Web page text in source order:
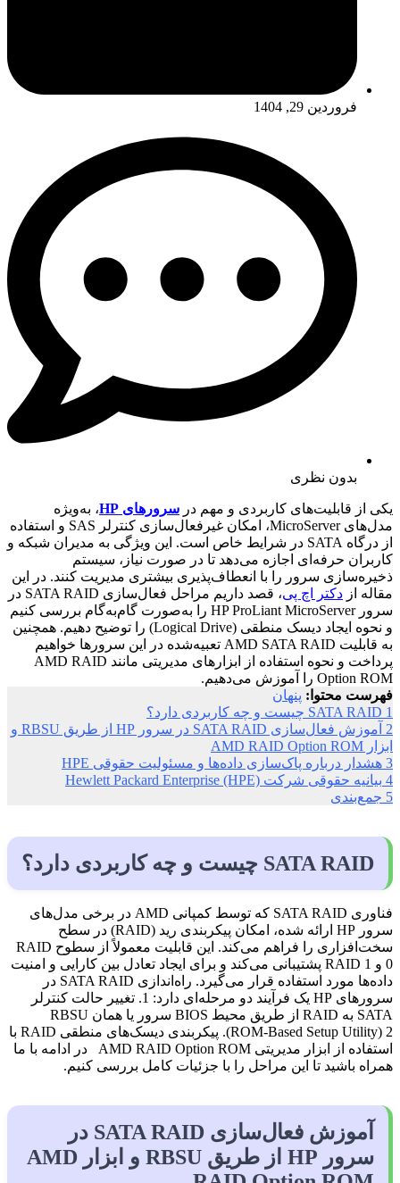
فروردین 29, 1404
بدون نظری
یکی از قابلیت‌های کاربردی و مهم در سرورهای HP
، به‌ویژه
مدل‌های MicroServer، امکان غیرفعال‌سازی کنترلر SAS و استفاده
از درگاه SATA در شرایط خاص است. این ویژگی به مدیران شبکه و
کاربران حرفه‌ای اجازه می‌دهد تا در صورت نیاز، سیستم
ذخیره‌سازی سرور را با انعطاف‌پذیری بیشتری مدیریت کنند. در این
مقاله از دکتر اچ پی
، قصد داریم مراحل فعال‌سازی SATA RAID در
سرور HP ProLiant MicroServer را به‌صورت گام‌به‌گام بررسی کنیم
و نحوه ایجاد دیسک منطقی (Logical Drive) را توضیح دهیم. همچنین
به قابلیت AMD SATA RAID تعبیه‌شده در این سرورها خواهیم
پرداخت و نحوه استفاده از ابزارهای مدیریتی مانند AMD RAID
Option ROM را آموزش می‌دهیم.
فهرست محتوا: پنهان
1 SATA RAID چیست و چه کاربردی دارد؟
2
آموزش فعال‌سازی SATA RAID در سرور HP از طریق RBSU و
ابزار AMD RAID Option ROM
3 هشدار درباره پاک‌سازی داده‌ها و مسئولیت حقوقی HPE
4 بیانیه حقوقی شرکت Hewlett Packard Enterprise (HPE)
5 جمع‌بندی
SATA RAID چیست و چه کاربردی دارد؟
فناوری SATA RAID که توسط کمپانی AMD در برخی مدل‌های
سرور HP ارائه شده، امکان پیکربندی رید (RAID) در سطح
سخت‌افزاری را فراهم می‌کند. این قابلیت معمولاً از سطوح RAID
0 و RAID 1 پشتیبانی می‌کند و برای ایجاد تعادل بین کارایی و امنیت
داده‌ها مورد استفاده قرار می‌گیرد. راه‌اندازی SATA RAID در
سرورهای HP یک فرآیند دو مرحله‌ای دارد: 1. تغییر حالت کنترلر
SATA به RAID از طریق محیط BIOS سرور یا همان RBSU
(ROM-Based Setup Utility) 2. پیکربندی دیسک‌های منطقی RAID با
استفاده از ابزار مدیریتی AMD RAID Option ROM در ادامه با ما
همراه باشید تا این مراحل را با جزئیات کامل بررسی کنیم.
آموزش فعال‌سازی SATA RAID در
سرور HP از طریق RBSU و ابزار AMD